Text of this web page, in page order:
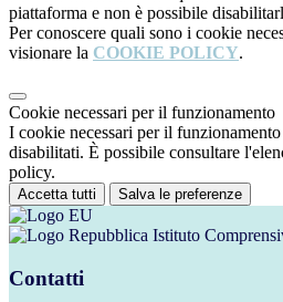
piattaforma e non è possibile
Per conoscere quali sono i cookie
visionare la COOKIE POLICY.
Cookie necessari per il funzionamento
I cookie necessari per il funzionamento
disabilitati. È possibile consultare
policy.
Accetta tutti Salva le preferenze
Istituto
Contatti